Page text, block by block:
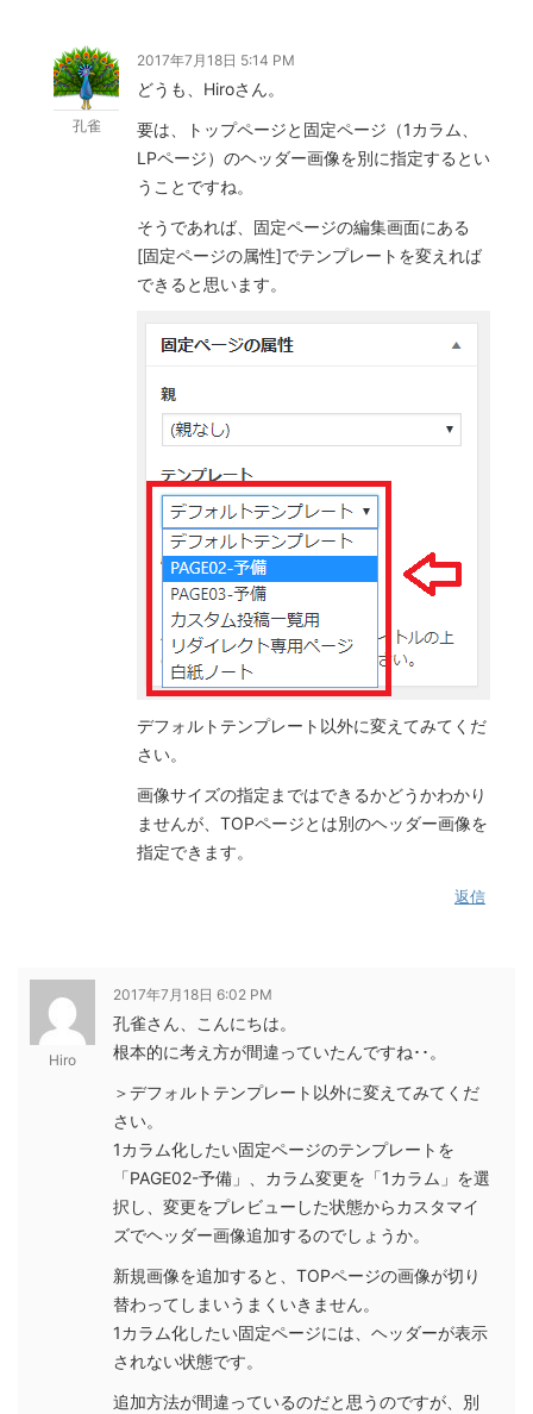
孔雀
2017年7月18日 5:14 PM
どうも、Hiroさん。
要は、トップページと固定ページ（1カラム、
LPページ）のヘッダー画像を別に指定するとい
うことですね。
そうであれば、固定ページの編集画面にある
[固定ページの属性]でテンプレートを変えれば
できると思います。
デフォルトテンプレート以外に変えてみてくだ
さい。
画像サイズの指定まではできるかどうかわかり
ませんが、TOPページとは別のヘッダー画像を
指定できます。
返信
Hiro
2017年7月18日 6:02 PM
孔雀さん、こんにちは。
根本的に考え方が間違っていたんですね･･。
＞デフォルトテンプレート以外に変えてみてくだ
さい。
1カラム化したい固定ページのテンプレートを
「PAGE02-予備」、カラム変更を「1カラム」を選
択し、変更をプレビューした状態からカスタマイ
ズでヘッダー画像追加するのでしょうか。
新規画像を追加すると、TOPページの画像が切り
替わってしまいうまくいきません。
1カラム化したい固定ページには、ヘッダーが表示
されない状態です。
追加方法が間違っているのだと思うのですが、別